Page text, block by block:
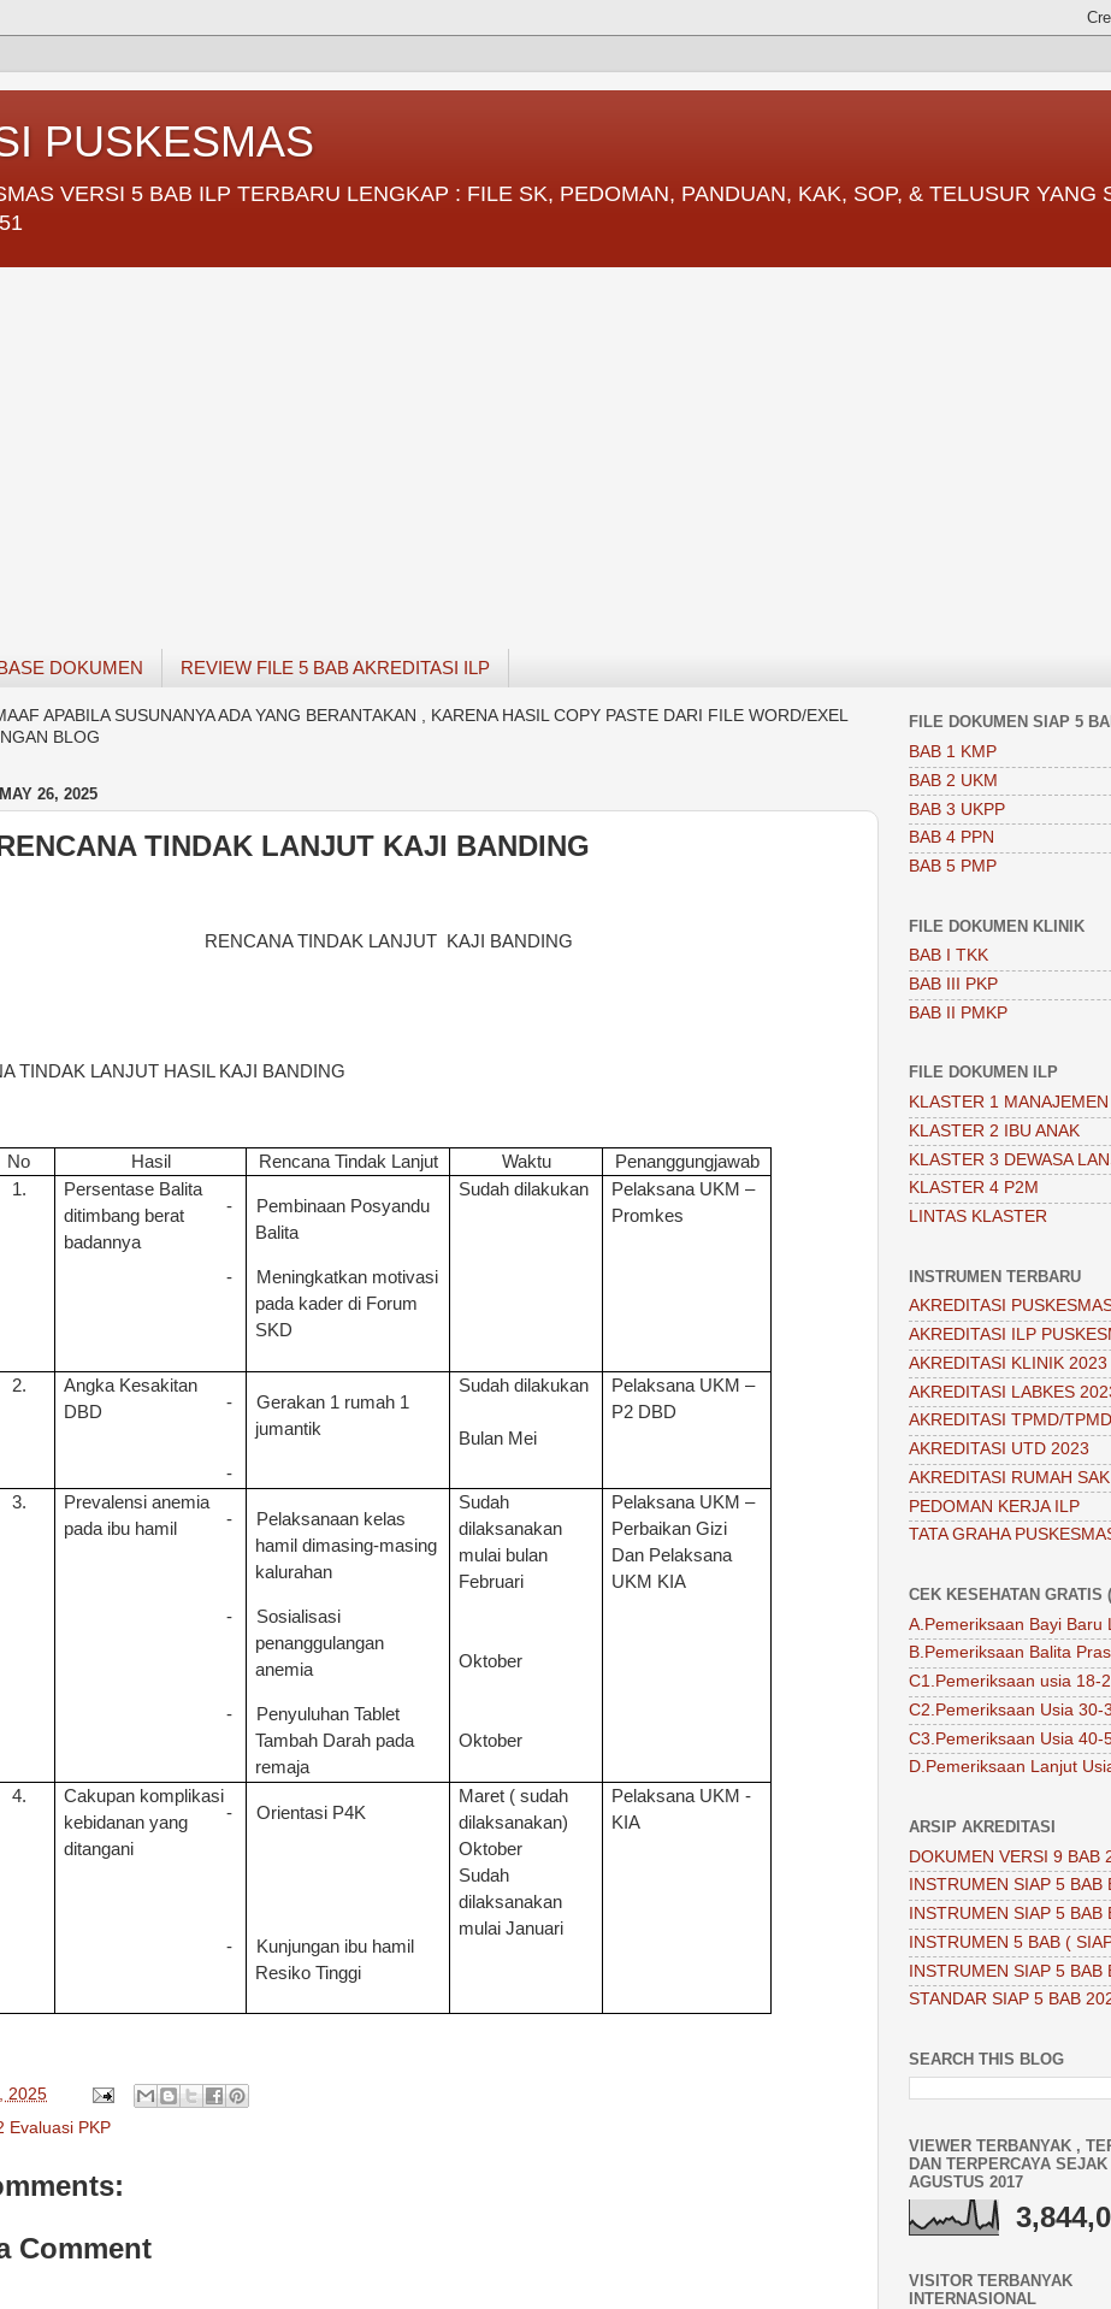
PUSKESMAS
VERSI 5 BAB ILP TERBARU LENGKAP : FILE SK, PEDOMAN, PANDUAN, KAK, SOP, & TELUSUR YANG
DOKUMEN REVIEW FILE 5 BAB AKREDITASI ILP
APABILA SUSUNANYA ADA YANG BERANTAKAN , KARENA HASIL COPY PASTE DARI FILE WORD/EXEL
BLOG
26, 2025
TINDAK LANJUT KAJI BANDING
RENCANA TINDAK LANJUT KAJI BANDING
TINDAK LANJUT HASIL KAJI BANDING
No Hasil Rencana Tindak Lanjut Waktu
Penanggungjawab
1.
Persentase Balita
ditimbang berat
badannya
-
Pembinaan Posyandu
Balita
-
Meningkatkan motivasi
pada kader di Forum
SKD
Sudah dilakukan
Pelaksana UKM –
Promkes
2.
Angka Kesakitan
DBD
-
Gerakan 1 rumah 1
jumantik
-
Sudah dilakukan
Bulan Mei
Pelaksana UKM –
P2 DBD
3.
Prevalensi anemia
pada ibu hamil
-
Pelaksanaan kelas
hamil dimasing-masing
kalurahan
-
Sosialisasi
penanggulangan
anemia
-
Penyuluhan Tablet
Tambah Darah pada
remaja
Sudah
dilaksanakan
mulai bulan
Februari
Oktober
Oktober
Pelaksana UKM –
Perbaikan Gizi
Dan Pelaksana
UKM KIA
4.
Cakupan komplikasi
kebidanan yang
ditangani
- Orientasi P4K
-
Kunjungan ibu hamil
Resiko Tinggi
Maret ( sudah
dilaksanakan)
Oktober
Sudah
dilaksanakan
mulai Januari
Pelaksana UKM -
KIA
2025
Evaluasi PKP
Comment
FILE DOKUMEN SIAP 5
BAB 1 KMP
BAB 2 UKM
BAB 3 UKPP
BAB 4 PPN
BAB 5 PMP
FILE DOKUMEN KLINIK
BAB I TKK
BAB III PKP
BAB II PMKP
FILE DOKUMEN ILP
KLASTER 1 MANAJEMEN
KLASTER 2 IBU ANAK
KLASTER 3 DEWASA
KLASTER 4 P2M
LINTAS KLASTER
INSTRUMEN TERBARU
AKREDITASI
AKREDITASI ILP
AKREDITASI KLINIK 2023
AKREDITASI LABKES
AKREDITASI TPMD/
AKREDITASI UTD 2023
AKREDITASI RUMAH
PEDOMAN KERJA ILP
TATA GRAHA
CEK KESEHATAN GRATIS
A.Pemeriksaan Bayi Baru
B.Pemeriksaan Balita
C1.Pemeriksaan usia 18-
C2.Pemeriksaan Usia 30-
C3.Pemeriksaan Usia 40-
D.Pemeriksaan Lanjut
ARSIP AKREDITASI
DOKUMEN VERSI 9 BAB
INSTRUMEN SIAP 5 BAB
INSTRUMEN SIAP 5 BAB
INSTRUMEN 5 BAB (
INSTRUMEN SIAP 5 BAB
STANDAR SIAP 5 BAB
SEARCH THIS BLOG
VIEWER TERBANYAK ,
DAN TERPERCAYA SEJAK
AGUSTUS 2017
VISITOR TERBANYAK
INTERNASIONAL